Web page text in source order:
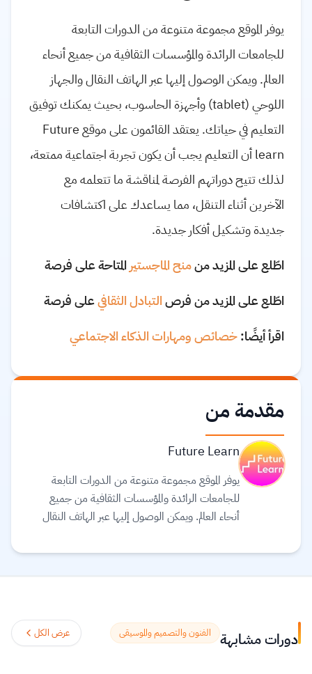
يوفر الموقع مجموعة متنوعة من الدورات التابعة
للجامعات الرائدة والمؤسسات الثقافية من جميع أنحاء
العالم. ويمكن الوصول إليها عبر الهاتف النقال والجهاز
اللوحي (tablet) وأجهزة الحاسوب، بحيث يمكنك توفيق
التعليم في حياتك. يعتقد القائمون على موقع Future
learn أن التعليم يجب أن يكون تجربة اجتماعية ممتعة،
لذلك تتيح دوراتهم الفرصة لمناقشة ما تتعلمه مع
الآخرين أثناء التنقل، مما يساعدك على اكتشافات
جديدة وتشكيل أفكار جديدة.
اطّلع على المزيد منمنح الماجستير المتاحة على فرصة
اطّلع على المزيد من فرصالتبادل الثقافيعلى فرصة
اقرأ أيضًا:خصائص ومهارات الذكاء الاجتماعي
مقدمة من
Future Learn
يوفر الموقع مجموعة متنوعة من الدورات التابعة
للجامعات الرائدة والمؤسسات الثقافية من جميع
أنحاء العالم. ويمكن الوصول إليها عبر الهاتف النقال
يمكنك توفيق التعليم في حياتك. يعتقد القائمون على
يساعدك على اكتشافات جديدة وتشكيل أفكار
جديدة.اقرأ المزيد. دورات مشابهة الفنون والتصميم والموسيقى عرض الكل